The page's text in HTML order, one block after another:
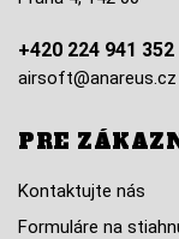
+420 224 941 352
airsoft@anareus.cz
PRE
Kontaktujte nás
Formuláre na